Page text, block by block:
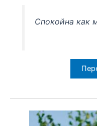
Спокойна как